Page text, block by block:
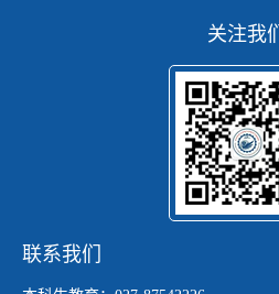
关注我们
联系我们